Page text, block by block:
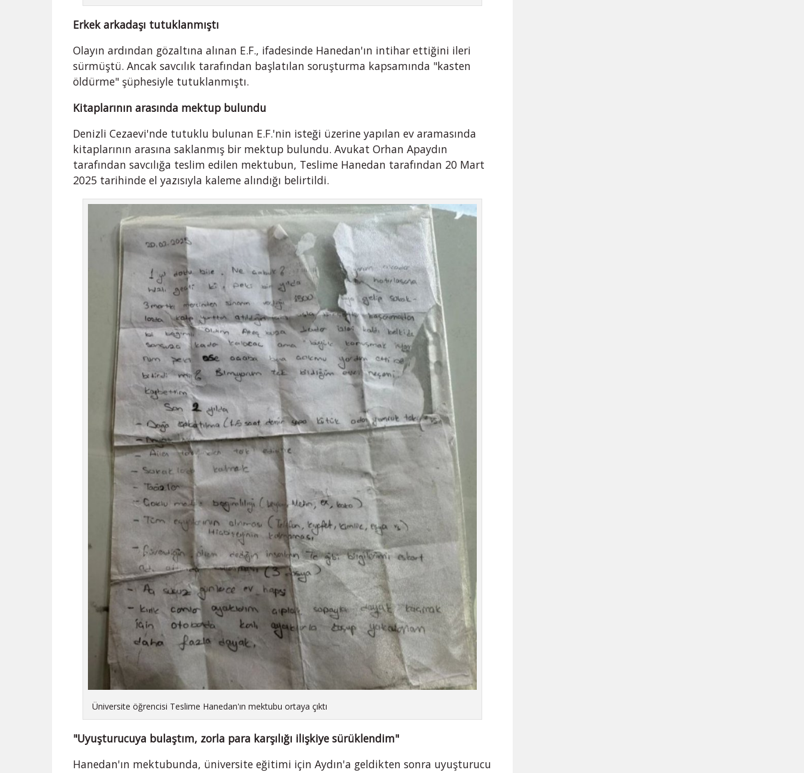
Erkek arkadaşı tutuklanmıştı
Olayın ardından gözaltına alınan E.F., ifadesinde Hanedan'ın intihar ettiğini ileri
sürmüştü. Ancak savcılık tarafından başlatılan soruşturma kapsamında "kasten
öldürme" şüphesiyle tutuklanmıştı.
Kitaplarının arasında mektup bulundu
Denizli Cezaevi'nde tutuklu bulunan E.F.'nin isteği üzerine yapılan ev aramasında
kitaplarının arasına saklanmış bir mektup bulundu. Avukat Orhan Apaydın
tarafından savcılığa teslim edilen mektubun, Teslime Hanedan tarafından 20 Mart
2025 tarihinde el yazısıyla kaleme alındığı belirtildi.
Üniversite öğrencisi Teslime Hanedan'ın mektubu ortaya çıktı
"Uyuşturucuya bulaştım, zorla para karşılığı ilişkiye sürüklendim"
Hanedan'ın mektubunda, üniversite eğitimi için Aydın'a geldikten sonra uyuşturucu